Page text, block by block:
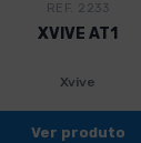
REF. 2233
XVIVE AT1
Xvive
Ver produto